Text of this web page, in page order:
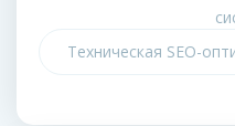
Техническая SEO-